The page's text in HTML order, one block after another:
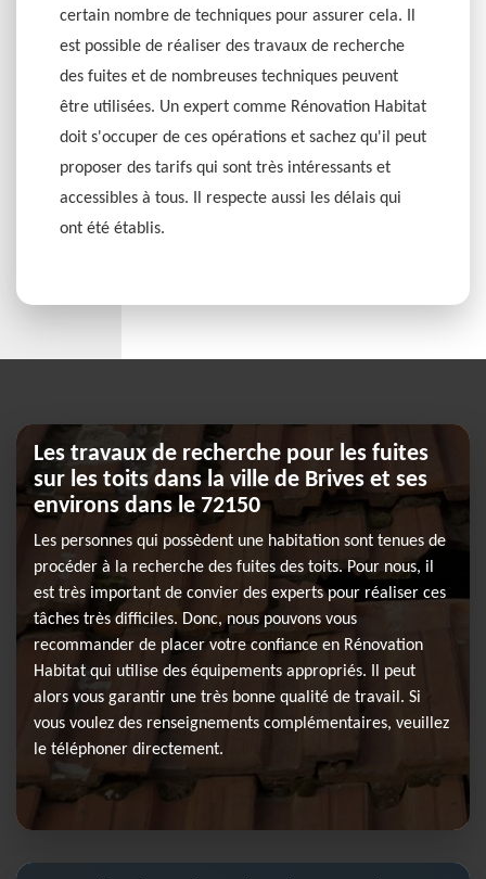
certain nombre de techniques pour assurer cela. Il
est possible de réaliser des travaux de recherche
des fuites et de nombreuses techniques peuvent
être utilisées. Un expert comme Rénovation Habitat
doit s'occuper de ces opérations et sachez qu'il peut
proposer des tarifs qui sont très intéressants et
accessibles à tous. Il respecte aussi les délais qui
ont été établis.
Les travaux de recherche pour les fuites
sur les toits dans la ville de Brives et ses
environs dans le 72150
Les personnes qui possèdent une habitation sont tenues de
procéder à la recherche des fuites des toits. Pour nous, il
est très important de convier des experts pour réaliser ces
tâches très difficiles. Donc, nous pouvons vous
recommander de placer votre confiance en Rénovation
Habitat qui utilise des équipements appropriés. Il peut
alors vous garantir une très bonne qualité de travail. Si
vous voulez des renseignements complémentaires, veuillez
le téléphoner directement.